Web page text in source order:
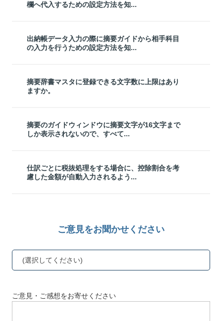
欄へ代入するための設定方法を知...
出納帳データ入力の際に摘要ガイドから相手科目
の入力を行うための設定方法を知...
摘要辞書マスタに登録できる文字数に上限はあり
ますか。
摘要のガイドウィンドウに摘要文字が16文字まで
しか表示されないので、すべて...
仕訳ごとに税抜処理をする場合に、控除割合を考
慮した金額が自動入力されるよう...
ご意見をお聞かせください
(選択してください)
ご意見・ご感想をお寄せください